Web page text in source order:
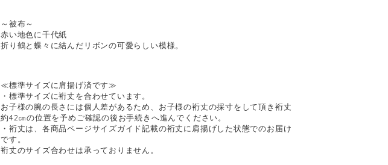
～被布～
赤い地色に千代紙
折り鶴と蝶々に結んだリボンの可愛らしい模様。
≪標準サイズに肩揚げ済です≫
・標準サイズに裄丈を合わせています。
お子様の腕の長さには個人差があるため、お子様の裄丈の採寸をして頂き裄丈
約42㎝の位置を予めご確認の後お手続きへ進んでください。
・裄丈は、各商品ページサイズガイド記載の裄丈に肩揚げした状態でのお届け
です。
裄丈のサイズ合わせは承っておりません。